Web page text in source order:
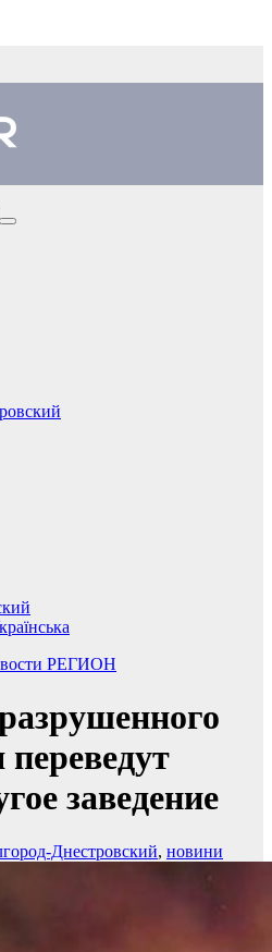
РЕГИОН
заведение
Днестровский, новини